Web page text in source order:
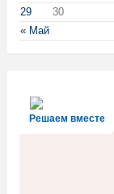
« Май
29
30
Решаем вместе